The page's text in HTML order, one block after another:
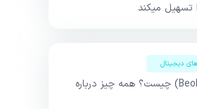
تسهیل میکند
دیجیتال
بیوبل (Beoble) چیست؟ همه چیز درباره